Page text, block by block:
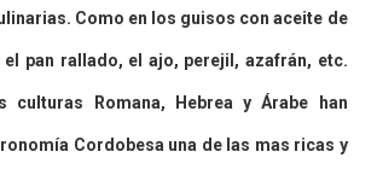
Como en los guisos con aceite de
el pan rallado, el ajo, perejil, azafrán, etc.
culturas Romana, Hebrea y Árabe han
Cordobesa una de las mas ricas y